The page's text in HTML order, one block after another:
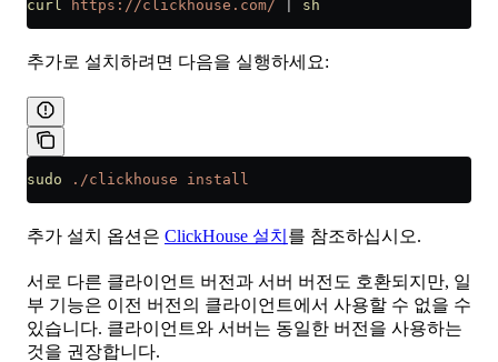
curl https://clickhouse.com/ sh
추가로 설치하려면 다음을 실행하세요:
sudo ./clickhouse install
추가 설치 옵션은 ClickHouse 설치 를 참조하십시오.
서로 다른 클라이언트 버전과 서버 버전도 호환되지만, 일
부 기능은 이전 버전의 클라이언트에서 사용할 수 없을 수
있습니다. 클라이언트와 서버는 동일한 버전을 사용하는
것을 권장합니다.